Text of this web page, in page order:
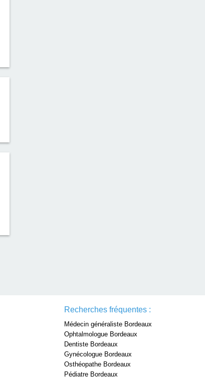
Recherches fréquentes :
Médecin généraliste Bordeaux
Ophtalmologue Bordeaux
Dentiste Bordeaux
Gynécologue Bordeaux
Osthéopathe Bordeaux
Pédiatre Bordeaux